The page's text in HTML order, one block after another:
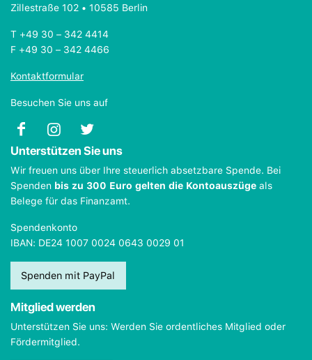
Zillestraße 102 • 10585 Berlin
T +49 30 – 342 4414
F +49 30 – 342 4466
Kontaktformular
Besuchen Sie uns auf
Unterstützen Sie uns
Wir freuen uns über Ihre steuerlich absetzbare Spende. Bei
Spenden bis zu 300 Euro gelten die Kontoauszüge als
Belege für das Finanzamt.
Spendenkonto
IBAN: DE24 1007 0024 0643 0029 01
Spenden mit PayPal
Mitglied werden
Unterstützen Sie uns: Werden Sie ordentliches Mitglied oder
Fördermitglied.